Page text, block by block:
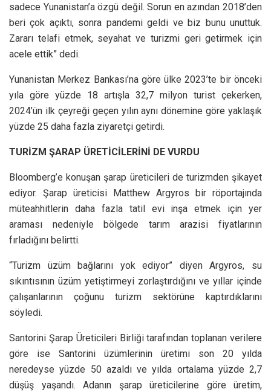
sadece Yunanistan’a özgü değil. Sorun en azından 2018’den
beri çok açıktı, sonra pandemi geldi ve biz bunu unuttuk.
Zararı telafi etmek, seyahat ve turizmi geri getirmek için
acele ettik” dedi.
Yunanistan Merkez Bankası’na göre ülke 2023’te bir önceki
yıla göre yüzde 18 artışla 32,7 milyon turist çekerken,
2024’ün ilk çeyreği geçen yılın aynı dönemine göre yaklaşık
yüzde 25 daha fazla ziyaretçi getirdi.
TURİZM ŞARAP ÜRETİCİLERİNİ DE VURDU
Bloomberg’e konuşan şarap üreticileri de turizmden şikayet
ediyor. Şarap üreticisi Matthew Argyros bir röportajında
müteahhitlerin daha fazla tatil evi inşa etmek için yer
araması nedeniyle bölgede tarım arazisi fiyatlarının
fırladığını belirtti.
“Turizm üzüm bağlarını yok ediyor” diyen Argyros, su
sıkıntısının üzüm yetiştirmeyi zorlaştırdığını ve yıllar içinde
çalışanlarının çoğunu turizm sektörüne kaptırdıklarını
söyledi.
Santorini Şarap Üreticileri Birliği tarafından toplanan verilere
göre ise Santorini üzümlerinin üretimi son 20 yılda
neredeyse yüzde 50 azaldı ve yılda ortalama yüzde 2,7
düşüş yaşandı. Adanın şarap üreticilerine göre üretim,